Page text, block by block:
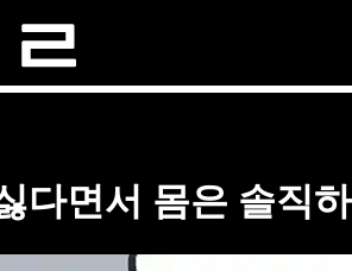
다면서 몸은 솔직